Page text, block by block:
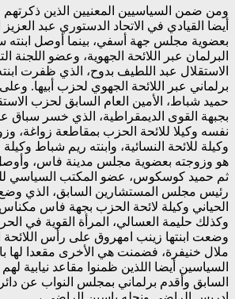
ومن ضمن السياسيين المعنيين الذين ذكرتهم
أيضا القيادي في الاتحاد الدستوري عبد العزيز
بعضوية مجلس جهة أسفي، بينما أوصل ابنته
البرلمان عبر اللائحة الجهوية، وعضو اللجنة
الاستقلال عبد اللطيف بدوح، الذي ظفرت
برلماني عبر اللائحة الجهوي لحزب أبيها.
حميد شباط، الأمين العام السابق لحزب
بجبهة القوى الديمقراطية، الذي خسر سباق
نفسه وكيلا للائحة الحزب بمقاطعة زواغة،
وكيلة للائحة النسائية، وابنته ريم شباط وكيلة
هو وزوجته بعضوية مجلس مدينة فاس، وأوصل
ثم حميد كوسكوس، عضو المكتب السياسي
رئيس مجلس المستشارين السابق، الذي
الحياني وكيلة لائحة الحزب بجهة فاس مكناس
وكذلك حليمة العسالي، المرأة القوية في
وضعت ابنتها زينب امهروق على رأس اللائحة
ملال خنيفرة، فضمنت هي الأخرى مقعدا لها
السياسين أيضا اللذين ظمنوا مقاعد نيابية لهم
السابق وأقدم برلماني بمجلس النواب عن